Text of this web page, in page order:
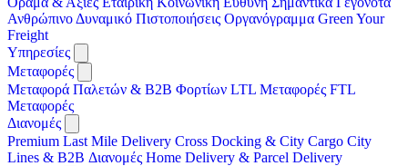
Ανθρώπινο Δυναμικό Πιστοποιήσεις Οργανόγραμμα Green Your
Freight
Υπηρεσίες
Μεταφορές
Μεταφορά Παλετών & B2B Φορτίων LTL Μεταφορές FTL
Μεταφορές
Διανομές
Premium Last Mile Delivery Cross Docking & City Cargo City
Lines & B2B Διανομές Home Delivery & Parcel Delivery